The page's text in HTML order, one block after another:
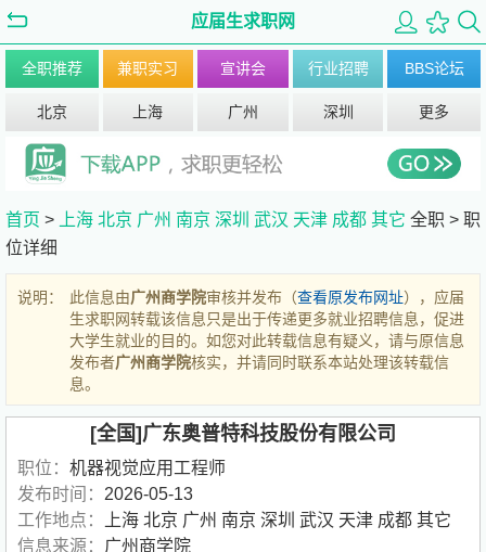
应届生求职网
全职推荐 兼职实习 宣讲会 行业招聘 BBS论坛
北京 上海 广州 深圳 更多
首页 > 上海 北京 广州 南京 深圳 武汉 天津 成都 其它 全职 > 职
位详细
说明： 此信息由广州商学院审核并发布（查看原发布网址），应届
生求职网转载该信息只是出于传递更多就业招聘信息，促进
大学生就业的目的。如您对此转载信息有疑义，请与原信息
发布者广州商学院核实，并请同时联系本站处理该转载信
息。
[全国]广东奥普特科技股份有限公司
职位： 机器视觉应用工程师
发布时间： 2026-05-13
工作地点：
上海 北京 广州 南京 深圳 武汉 天津 成都 其它
信息来源： 广州商学院